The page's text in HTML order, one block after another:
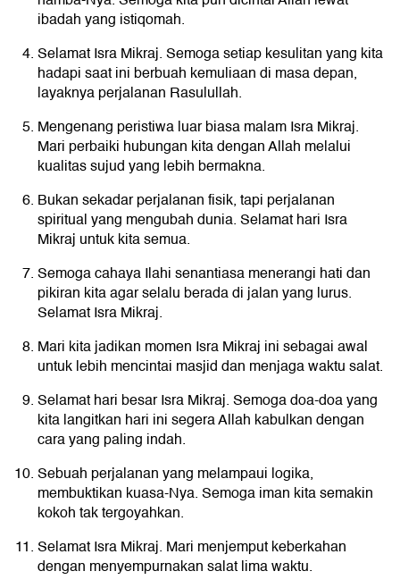
ibadah yang istiqomah.
Selamat Isra Mikraj. Semoga setiap kesulitan yang kita
hadapi saat ini berbuah kemuliaan di masa depan,
layaknya perjalanan Rasulullah.
Mengenang peristiwa luar biasa malam Isra Mikraj.
Mari perbaiki hubungan kita dengan Allah melalui
kualitas sujud yang lebih bermakna.
Bukan sekadar perjalanan fisik, tapi perjalanan
spiritual yang mengubah dunia. Selamat hari Isra
Mikraj untuk kita semua.
Semoga cahaya Ilahi senantiasa menerangi hati dan
pikiran kita agar selalu berada di jalan yang lurus.
Selamat Isra Mikraj.
Mari kita jadikan momen Isra Mikraj ini sebagai awal
untuk lebih mencintai masjid dan menjaga waktu salat.
Selamat hari besar Isra Mikraj. Semoga doa-doa yang
kita langitkan hari ini segera Allah kabulkan dengan
cara yang paling indah.
Sebuah perjalanan yang melampaui logika,
membuktikan kuasa-Nya. Semoga iman kita semakin
kokoh tak tergoyahkan.
Selamat Isra Mikraj. Mari menjemput keberkahan
dengan menyempurnakan salat lima waktu.